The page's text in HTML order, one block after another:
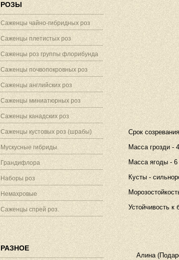
РОЗЫ
Саженцы чайно-гибридных роз
Саженцы плетистых роз
Саженцы роз группы флорибунда
Саженцы почвопокровных роз
Саженцы английских роз
Саженцы миниатюрных роз
Саженцы канадских роз
Саженцы кустовых роз (шрабы)
Мускусные гибриды.
Грандифлора
Наборы роз
Немахровые
Саженцы спрей роз.
РАЗНОЕ
Срок
Масса грозди -
Масса ягоды -
Кусты -
Устойчивость
Алина